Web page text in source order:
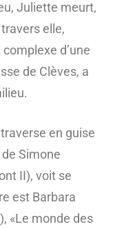
Juliette meurt,
elle,
d’une
de Clèves, a
en guise
Simone
II), voit se
est Barbara
«Le monde des